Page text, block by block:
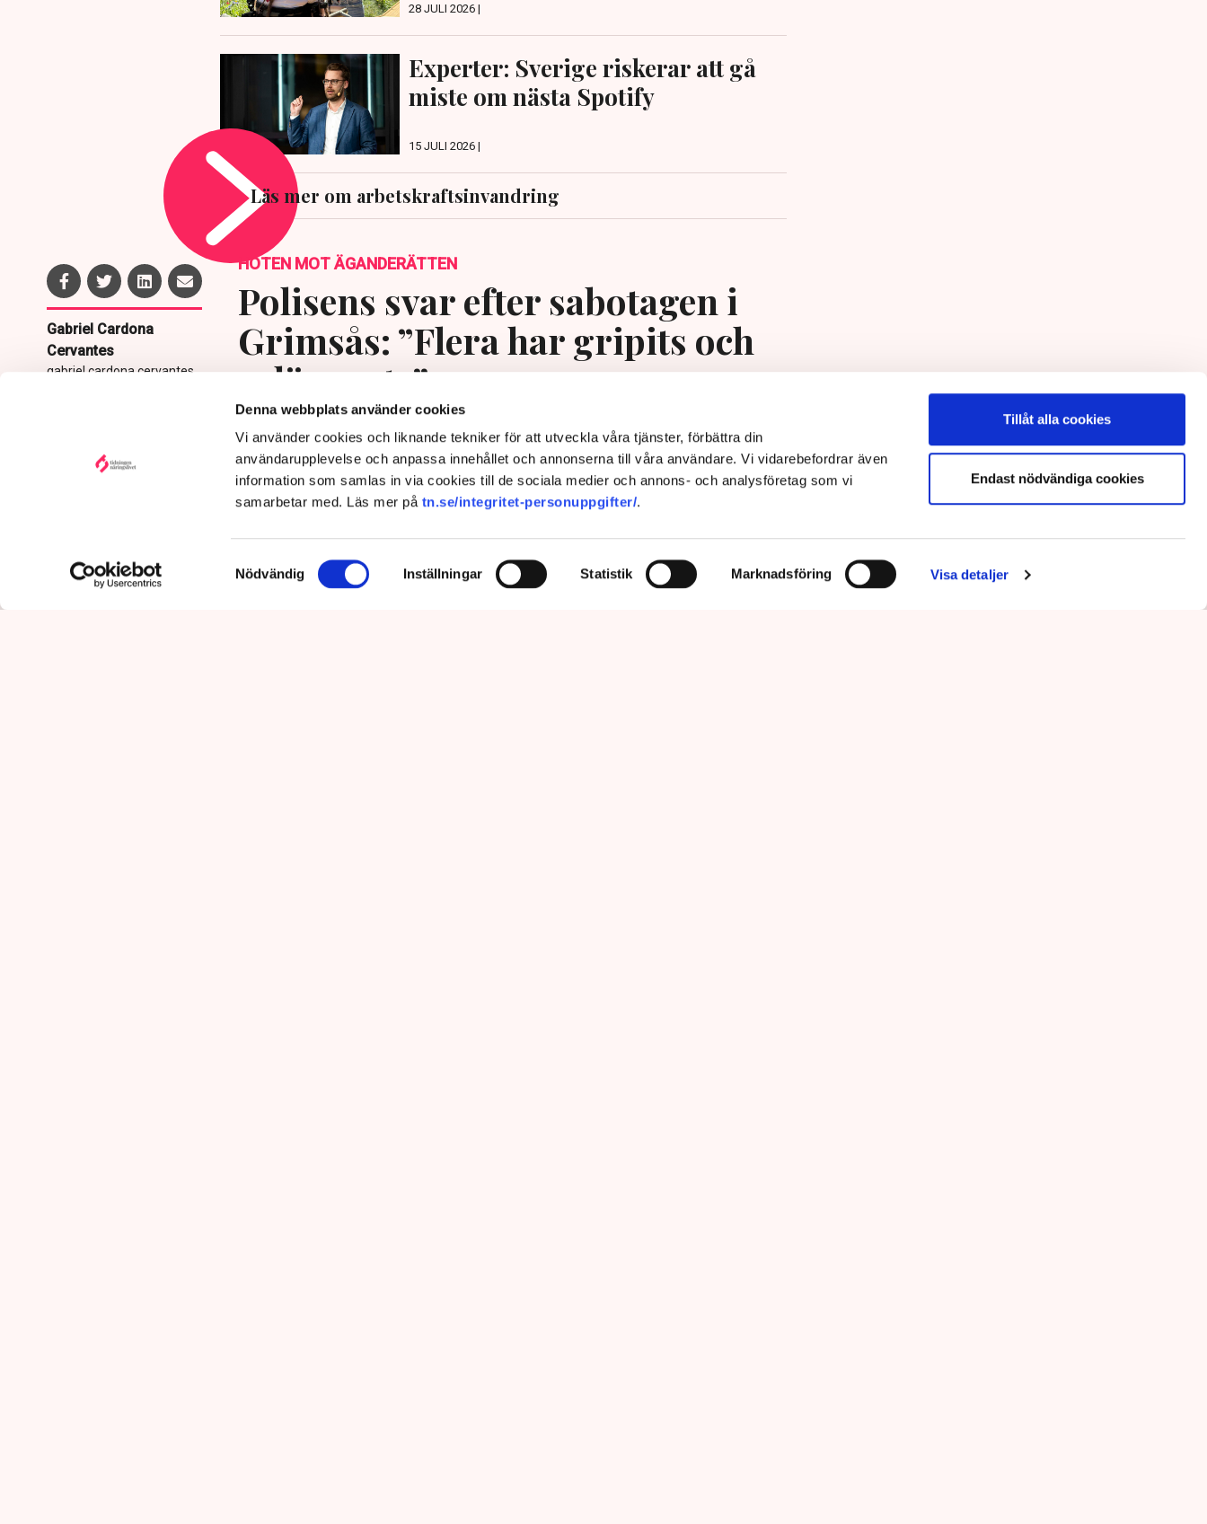
Denna webbplats använder cookies
Vi använder cookies och liknande tekniker för att utveckla våra tjänster, förbättra din
användarupplevelse och anpassa innehållet och annonserna till våra användare. Vi vidarebefordrar även
information som samlas in via cookies till de sociala medier och annons- och analysföretag som vi
samarbetar med. Läs mer på tn.se/integritet-personuppgifter/.
Samtyckesval
Nödvändig Inställningar Statistik Marknadsföring Visa detaljer
Tillåt alla cookies
Endast nödvändiga cookies
28 JULI 2026 |
Experter: Sverige riskerar att gå
miste om nästa Spotify
15 JULI 2026 |
Läs mer om arbetskraftsinvandring
Gabriel Cardona
Cervantes
gabriel.cardona.cervantes
HOTEN MOT ÄGANDERÄTTEN
Polisens svar efter sabotagen i
Grimsås: ”Flera har gripits och
avlägsnats”